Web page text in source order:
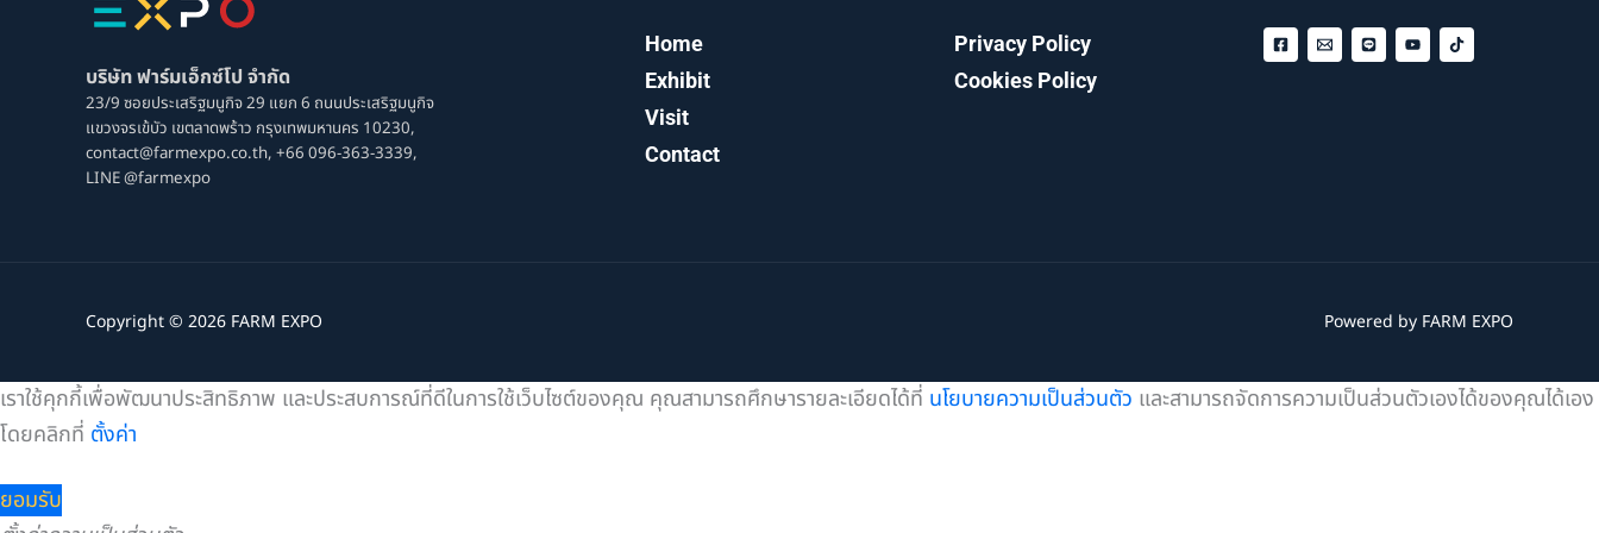
บริษัท ฟาร์มเอ็กซ์โป จํากัด
23/9 ซอยประเสริฐมนูกิจ 29 แยก 6 ถนนประเสริฐมนูกิจ
แขวงจรเข้บัว เขตลาดพร้าว กรุงเทพมหานคร 10230,
contact@farmexpo.co.th, +66 096-363-3339,
LINE @farmexpo
Home
Exhibit
Visit
Contact
Privacy Policy
Cookies Policy
Copyright © 2026 FARM EXPO Powered by FARM EXPO
เราใช้คุกกี้เพื่อพัฒนาประสิทธิภาพ และประสบการณ์ที่ดีในการใช้เว็บไซต์ของคุณ คุณสามารถศึกษารายละเอียดได้ที่ นโยบายความเป็นส่วนตัว และสามารถจัดการความเป็นส่วนตัวเองได้ของคุณได้เอง
โดยคลิกที่ ตั้งค่า
ยอมรับ